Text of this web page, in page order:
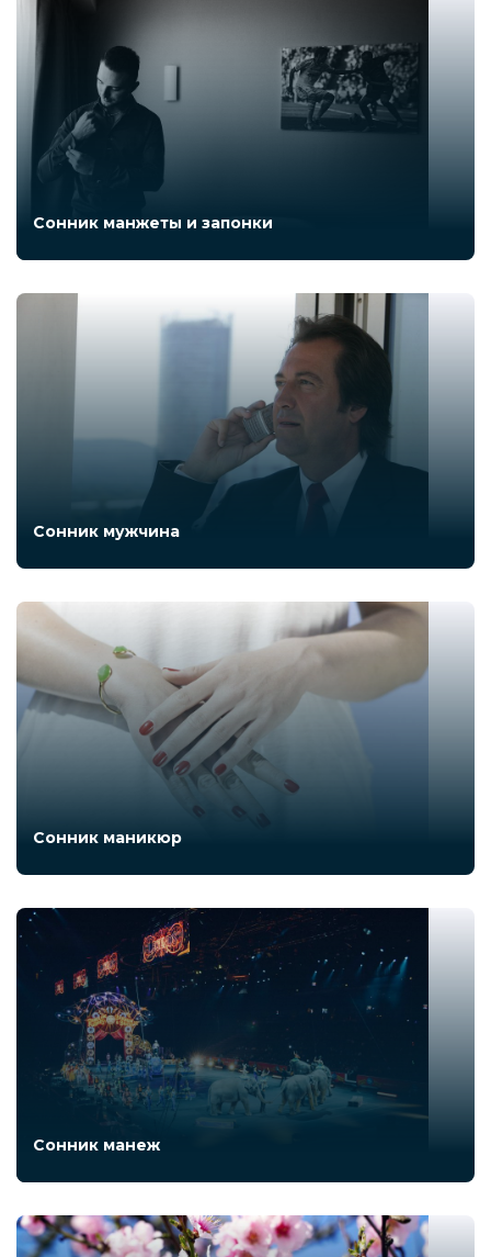
Сонник манжеты и запонки
Сонник мужчина
Сонник маникюр
Сонник манеж